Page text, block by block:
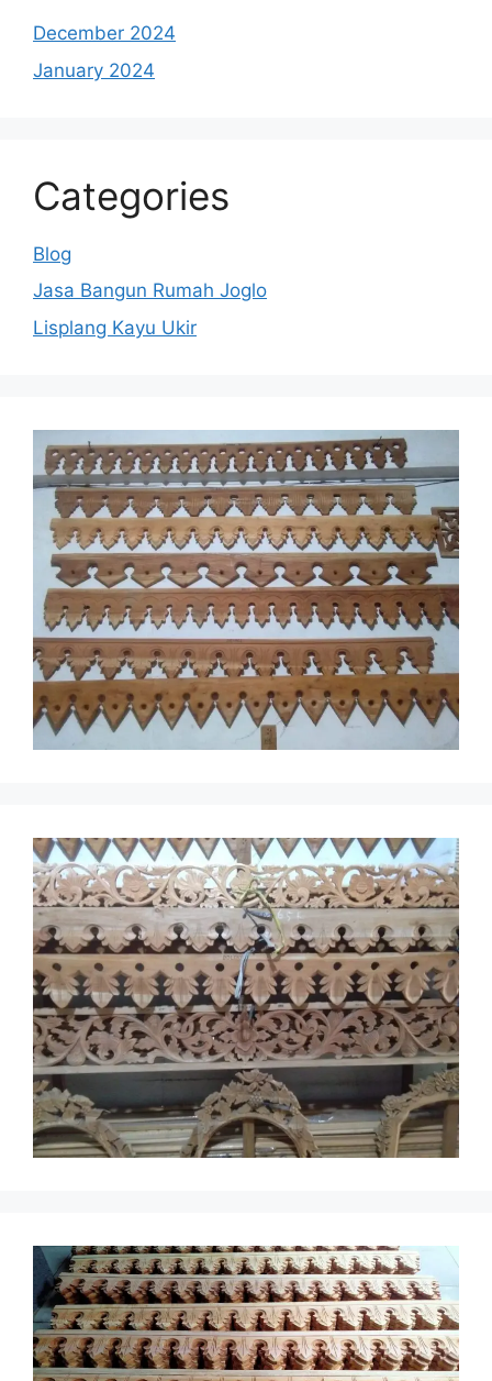
December 2024
January 2024
Categories
Blog
Jasa Bangun Rumah Joglo
Lisplang Kayu Ukir